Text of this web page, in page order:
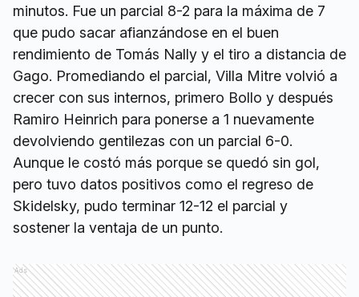
minutos. Fue un parcial 8-2 para la máxima de 7
que pudo sacar afianzándose en el buen
rendimiento de Tomás Nally y el tiro a distancia de
Gago. Promediando el parcial, Villa Mitre volvió a
crecer con sus internos, primero Bollo y después
Ramiro Heinrich para ponerse a 1 nuevamente
devolviendo gentilezas con un parcial 6-0.
Aunque le costó más porque se quedó sin gol,
pero tuvo datos positivos como el regreso de
Skidelsky, pudo terminar 12-12 el parcial y
sostener la ventaja de un punto.
Ads